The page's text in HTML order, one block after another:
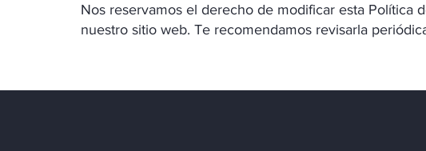
Nos reservamos el derecho de modificar esta Política
nuestro sitio web. Te recomendamos revisarla